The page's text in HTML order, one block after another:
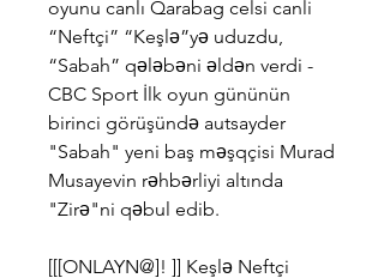
oyunu canlı Qarabag celsi canli
“Neftçi” “Keşlə”yə uduzdu,
“Sabah” qələbəni əldən verdi -
CBC Sport İlk oyun gününün
birinci görüşündə autsayder
"Sabah" yeni baş məşqçisi Murad
Musayevin rəhbərliyi altında
"Zirə"ni qəbul edib.
[[[ONLAYN@]! ]] Keşlə Neftçi